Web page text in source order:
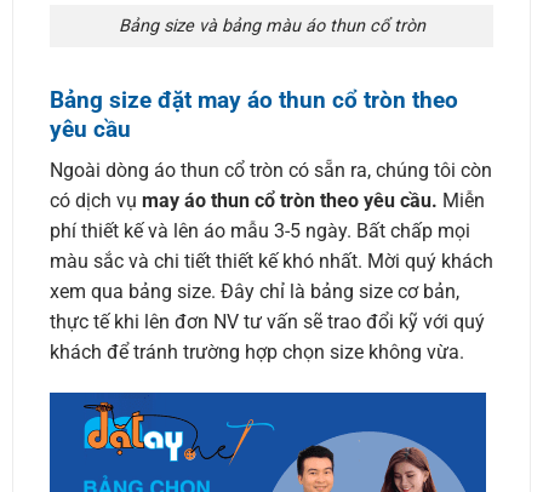
Bảng size và bảng màu áo thun cổ tròn
Bảng size đặt may áo thun cổ tròn theo
yêu cầu
Ngoài dòng áo thun cổ tròn có sẵn ra, chúng tôi còn
có dịch vụ may áo thun cổ tròn theo yêu cầu. Miễn
phí thiết kế và lên áo mẫu 3-5 ngày. Bất chấp mọi
màu sắc và chi tiết thiết kế khó nhất. Mời quý khách
xem qua bảng size. Đây chỉ là bảng size cơ bản,
thực tế khi lên đơn NV tư vấn sẽ trao đổi kỹ với quý
khách để tránh trường hợp chọn size không vừa.